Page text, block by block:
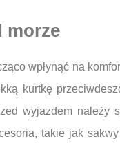
morze
wpłynąć na
kurtkę
wyjazdem należy
takie jak